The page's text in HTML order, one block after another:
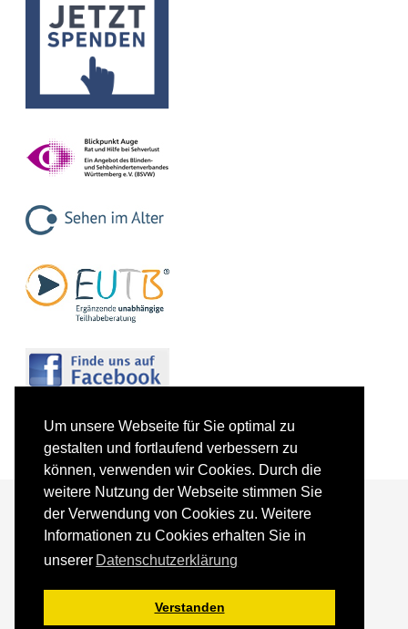
Um unsere Webseite für Sie optimal zu
gestalten und fortlaufend verbessern zu
können, verwenden wir Cookies. Durch die
weitere Nutzung der Webseite stimmen Sie
der Verwendung von Cookies zu. Weitere
Informationen zu Cookies erhalten Sie in
unserer Datenschutzerklärung
Verstanden
Förderer und Partner Kontakt
Datenschutz